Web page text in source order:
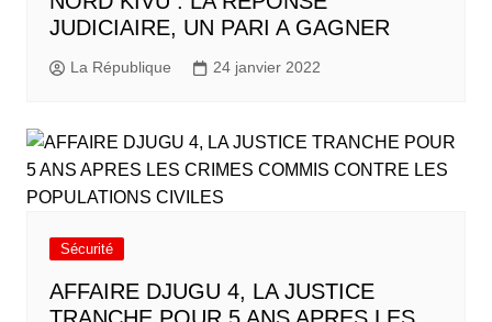
JUDICIAIRE, UN PARI A GAGNER
La République 24 janvier 2022
Sécurité
AFFAIRE DJUGU 4, LA JUSTICE